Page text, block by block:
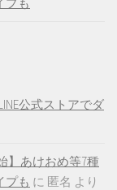
公式ストアでダ
】あけおめ等7種
プも に 匿名 より